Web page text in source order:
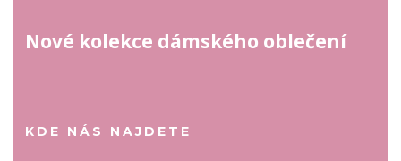
Nové kolekce dámského oblečení
KDE NÁS NAJDETE